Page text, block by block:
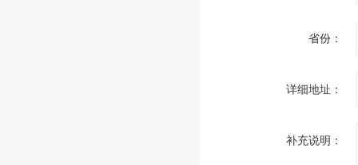
省份：
详细地址：
补充说明：